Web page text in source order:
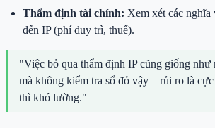
Thẩm định tài chính: Xem xét các
đến IP (phí duy trì, thuế).
"Việc bỏ qua thẩm định IP cũng giống như
mà không kiểm tra sổ đỏ vậy – rủi ro là
thì khó lường."